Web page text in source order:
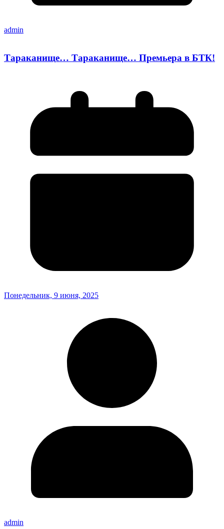
admin
Тараканище… Тараканище… Премьера в БТК!
Понедельник, 9 июня, 2025
admin